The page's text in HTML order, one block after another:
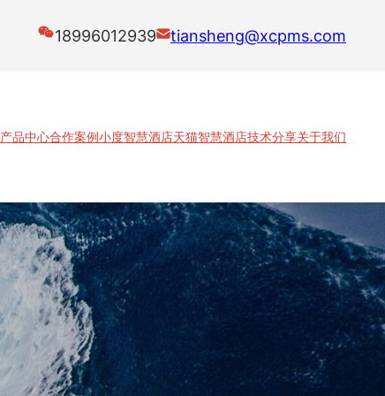
18996012939 tiansheng@xcpms.com
产品中心合作案例小度智慧酒店天猫智慧酒店技术分享关于我们